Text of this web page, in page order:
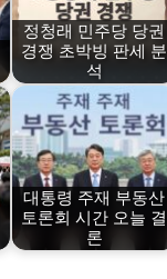
정청래 민주당 당권
경쟁 초박빙 판세 분
석
대통령 주재 부동산
토론회 시간 오늘 결
론